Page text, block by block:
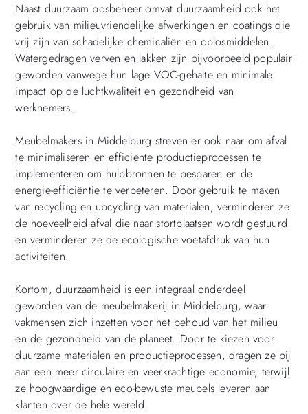
Naast duurzaam bosbeheer omvat duurzaamheid ook het
gebruik van milieuvriendelijke afwerkingen en coatings die
vrij zijn van schadelijke chemicaliën en oplosmiddelen.
Watergedragen verven en lakken zijn bijvoorbeeld populair
geworden vanwege hun lage VOC-gehalte en minimale
impact op de luchtkwaliteit en gezondheid van
werknemers.
Meubelmakers in Middelburg streven er ook naar om afval
te minimaliseren en efficiënte productieprocessen te
implementeren om hulpbronnen te besparen en de
energie-efficiëntie te verbeteren. Door gebruik te maken
van recycling en upcycling van materialen, verminderen ze
de hoeveelheid afval die naar stortplaatsen wordt gestuurd
en verminderen ze de ecologische voetafdruk van hun
activiteiten.
Kortom, duurzaamheid is een integraal onderdeel
geworden van de meubelmakerij in Middelburg, waar
vakmensen zich inzetten voor het behoud van het milieu
en de gezondheid van de planeet. Door te kiezen voor
duurzame materialen en productieprocessen, dragen ze bij
aan een meer circulaire en veerkrachtige economie, terwijl
ze hoogwaardige en eco-bewuste meubels leveren aan
klanten over de hele wereld.